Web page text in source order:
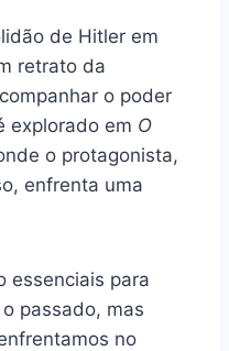
de Hitler em
retrato da
o poder
explorado em O
o protagonista,
enfrenta uma
essenciais para
passado, mas
no